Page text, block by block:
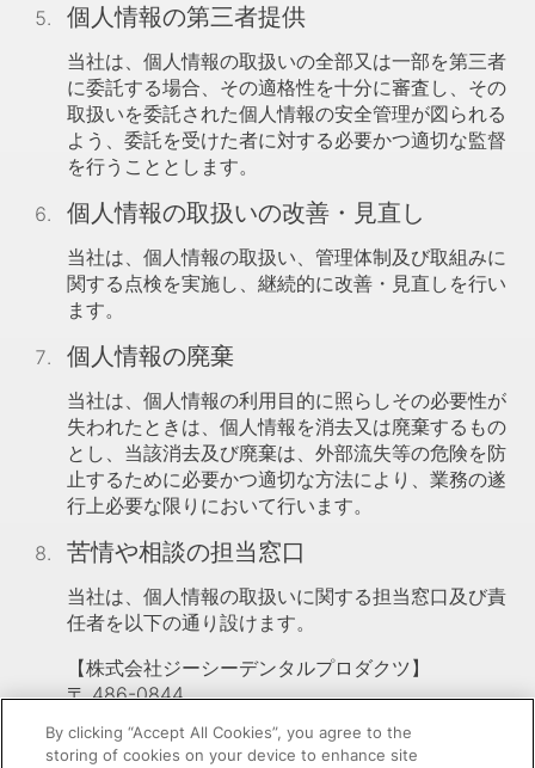
個人情報の第三者提供
当社は、個人情報の取扱いの全部又は一部を第三者
に委託する場合、その適格性を十分に審査し、その
取扱いを委託された個人情報の安全管理が図られる
よう、委託を受けた者に対する必要かつ適切な監督
を行うこととします。
個人情報の取扱いの改善・見直し
当社は、個人情報の取扱い、管理体制及び取組みに
関する点検を実施し、継続的に改善・見直しを行い
ます。
個人情報の廃棄
当社は、個人情報の利用目的に照らしその必要性が
失われたときは、個人情報を消去又は廃棄するもの
とし、当該消去及び廃棄は、外部流失等の危険を防
止するために必要かつ適切な方法により、業務の遂
行上必要な限りにおいて行います。
苦情や相談の担当窓口
当社は、個人情報の取扱いに関する担当窓口及び責
任者を以下の通り設けます。
【株式会社ジーシーデンタルプロダクツ】
〒 486-0844
電話：0568-81-7171
By clicking “Accept All Cookies”, you agree to the
storing of cookies on your device to enhance site